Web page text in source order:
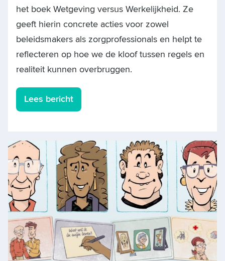
het boek Wetgeving versus Werkelijkheid. Ze
geeft hierin concrete acties voor zowel
beleidsmakers als zorgprofessionals en helpt te
reflecteren op hoe we de kloof tussen regels en
realiteit kunnen overbruggen.
Lees bericht